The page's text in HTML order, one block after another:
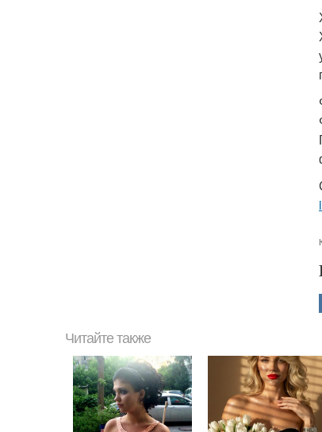
Читайте также